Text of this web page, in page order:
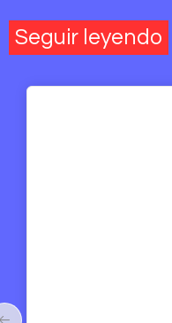
Seguir leyendo